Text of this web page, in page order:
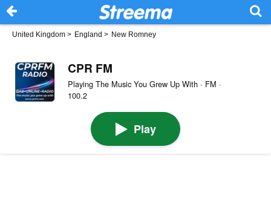
United Kingdom > England > New Romney
CPR FM
Playing The Music You Grew Up With · FM ·
100.2
Play